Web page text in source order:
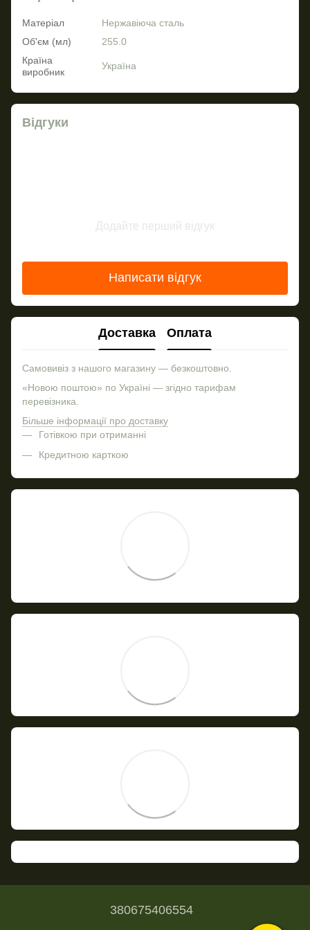
Матеріал
Нержавіюча сталь
Об'єм (мл)
255.0
Країна
виробник
Україна
Відгуки
Додайте перший відгук
Написати відгук
Доставка Оплата
Самовивіз з нашого магазину — безкоштовно.
«Новою поштою» по Україні — згідно тарифам
перевізника.
Більше інформації про доставку
Готівкою при отриманні
Кредитною карткою
380675406554